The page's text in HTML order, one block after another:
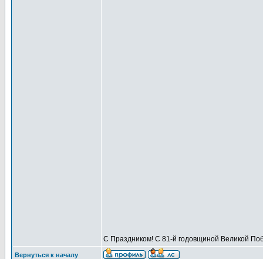
С Праздником! С 81-й годовщиной Великой
Вернуться к началу